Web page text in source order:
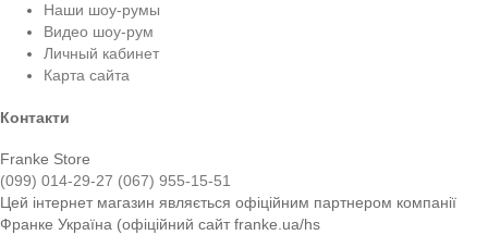
Наши шоу-румы
Видео шоу-рум
Личный кабинет
Карта сайта
Контакти
Franke Store
(099) 014-29-27 (067) 955-15-51
Цей інтернет магазин являється офіційним партнером компанії
Франке Україна (офіційний сайт franke.ua/hs